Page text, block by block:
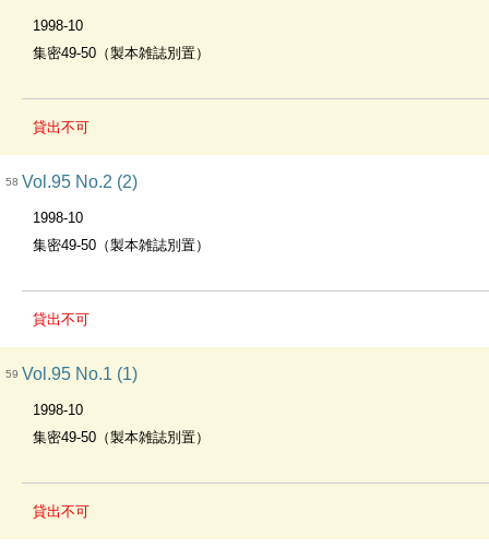
1998-10
集密49-50（製本雑誌別置）
貸出不可
58 Vol.95 No.2 (2)
1998-10
集密49-50（製本雑誌別置）
貸出不可
59 Vol.95 No.1 (1)
1998-10
集密49-50（製本雑誌別置）
貸出不可